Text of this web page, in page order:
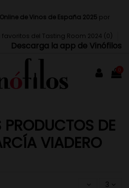
de Vinos de España 2025 por
favoritos del Tasting Room 2024 (0 )
Descarga la app de Vinófilos
0
DE
VIADERO
3